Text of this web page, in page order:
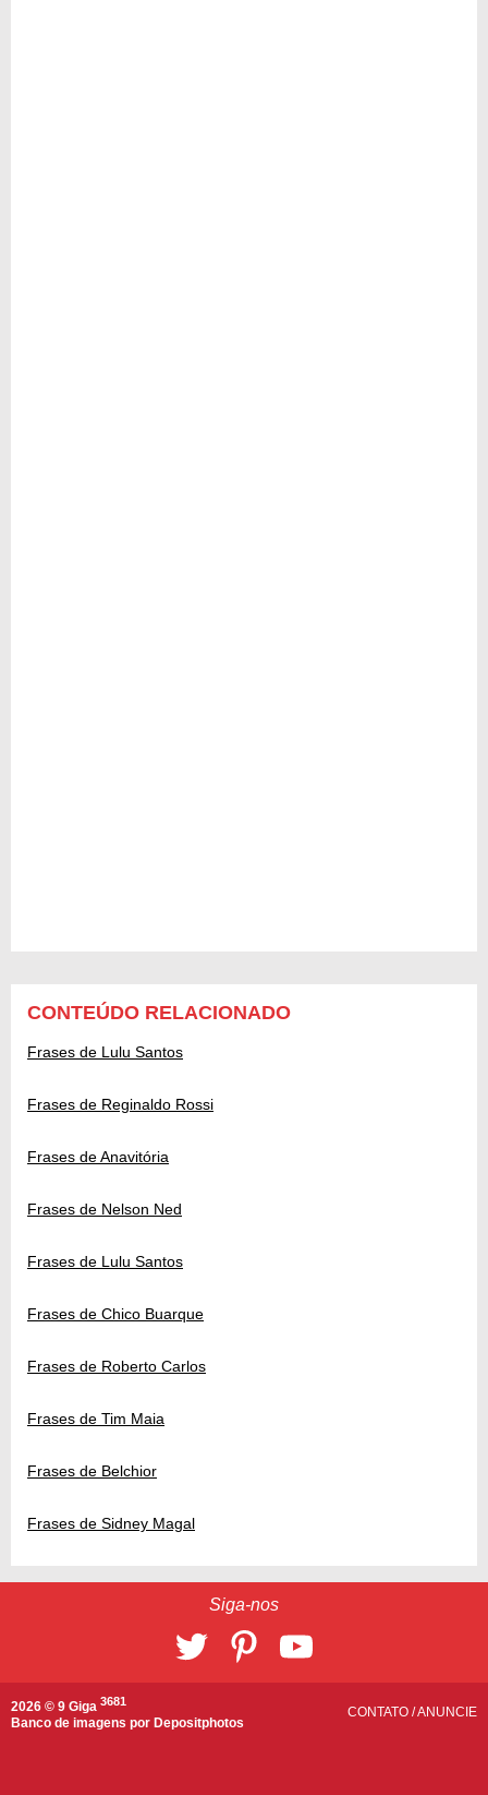
CONTEÚDO RELACIONADO
Frases de Lulu Santos
Frases de Reginaldo Rossi
Frases de Anavitória
Frases de Nelson Ned
Frases de Lulu Santos
Frases de Chico Buarque
Frases de Roberto Carlos
Frases de Tim Maia
Frases de Belchior
Frases de Sidney Magal
Siga-nos
2026 © 9 Giga 3681
Banco de imagens por Depositphotos
CONTATO /ANUNCIE